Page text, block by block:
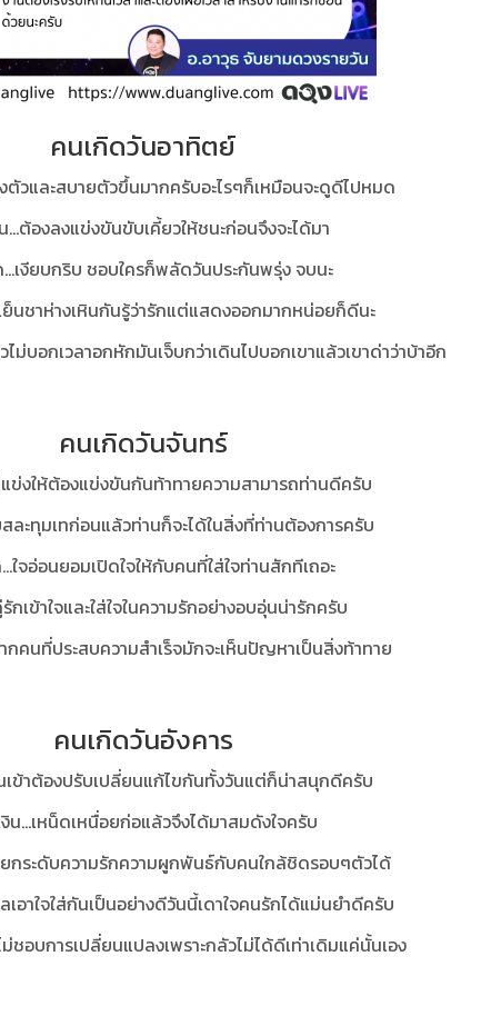
คนเกิดวันอาทิตย์
งตัวและสบายตัวขึ้นมากครับอะไรๆก็เหมือนจะดูดีไปหมด
...ต้องลงแข่งขันขับเคี้ยวให้ชนะก่อนจึงจะได้มา
เงียบกริบ ชอบใครก็พลัดวันประกันพรุ่ง จบนะ
ย็นชาห่างเหินกันรู้ว่ารักแต่แสดงออกมากหน่อยก็ดีนะ
ม่บอกเวลาอกหักมันเจ็บกว่าเดินไปบอกเขาแล้วเขาด่าว่าบ้าอีก
คนเกิดวันจันทร์
แข่งให้ต้องแข่งขันกันท้าทายความสามารถท่านดีครับ
สละทุมเทก่อนแล้วท่านก็จะได้ในสิ่งที่ท่านต้องการครับ
ใจอ่อนยอมเปิดใจให้กับคนที่ใส่ใจท่านสักทีเถอะ
กเข้าใจและใส่ใจในความรักอย่างอบอุ่นน่ารักครับ
กคนที่ประสบความสำเร็จมักจะเห็นปัญหาเป็นสิ่งท้าทาย
คนเกิดวันอังคาร
นเข้าต้องปรับเปลี่ยนแก้ไขกันทั้งวันแต่ก็น่าสนุกดีครับ
งิน...เหน็ดเหนื่อยก่อแล้วจึงได้มาสมดังใจครับ
ยกระดับความรักความผูกพันธ์กับคนใกล้ชิดรอบๆตัวได้
อาใจใส่กันเป็นอย่างดีวันนี้เดาใจคนรักได้แม่นยำดีครับ
ชอบการเปลี่ยนแปลงเพราะกลัวไม่ได้ดีเท่าเดิมแค่นั้นเอง